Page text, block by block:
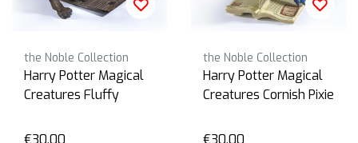
the Noble Collection
Harry Potter Magical
Creatures Fluffy
€30,00
the Noble Collection
Harry Potter Magical
Creatures Cornish Pixie
€30,00